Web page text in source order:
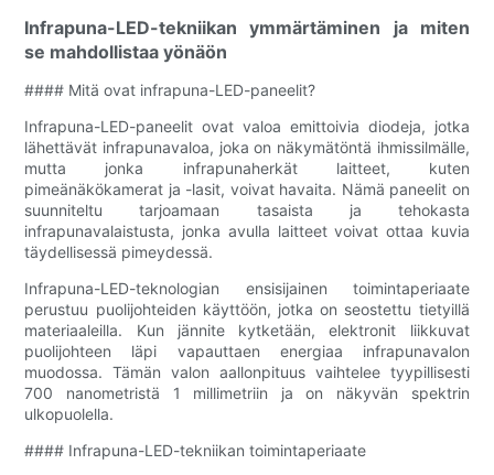
Infrapuna-LED-tekniikan ymmärtäminen ja miten
se mahdollistaa yönäön
#### Mitä ovat infrapuna-LED-paneelit?
Infrapuna-LED-paneelit ovat valoa emittoivia diodeja, jotka
lähettävät infrapunavaloa, joka on näkymätöntä ihmissilmälle,
mutta jonka infrapunaherkät laitteet, kuten
pimeänäkökamerat ja -lasit, voivat havaita. Nämä paneelit on
suunniteltu tarjoamaan tasaista ja tehokasta
infrapunavalaistusta, jonka avulla laitteet voivat ottaa kuvia
täydellisessä pimeydessä.
Infrapuna-LED-teknologian ensisijainen toimintaperiaate
perustuu puolijohteiden käyttöön, jotka on seostettu tietyillä
materiaaleilla. Kun jännite kytketään, elektronit liikkuvat
puolijohteen läpi vapauttaen energiaa infrapunavalon
muodossa. Tämän valon aallonpituus vaihtelee tyypillisesti
700 nanometristä 1 millimetriin ja on näkyvän spektrin
ulkopuolella.
#### Infrapuna-LED-tekniikan toimintaperiaate